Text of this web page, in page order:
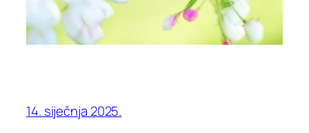
14. siječnja 2025.